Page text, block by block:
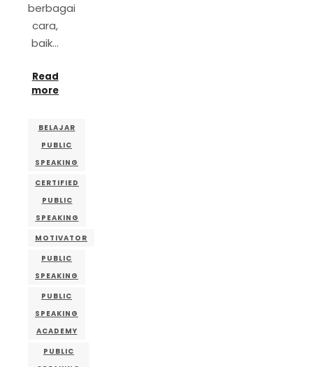
berbagai
cara,
baik…
Read
more
BELAJAR
PUBLIC
SPEAKING
CERTIFIED
PUBLIC
SPEAKING
MOTIVATOR
PUBLIC
SPEAKING
PUBLIC
SPEAKING
ACADEMY
PUBLIC